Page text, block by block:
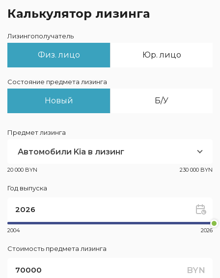
Калькулятор лизинга
Лизингополучатель
Физ. лицо Юр. лицо
Состояние предмета лизинга
Новый Б/У
Предмет лизинга
Автомобили Kia в лизинг
20 000 BYN 230 000 BYN
Год выпуска
2004 2026
Стоимость предмета лизинга
BYN